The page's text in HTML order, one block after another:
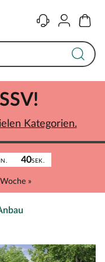
KontaktKonto
40SEK.
»
Kategorien.